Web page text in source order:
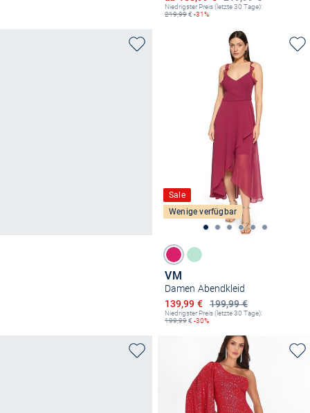
Niedrigster Preis (letzte 30 Tage):
219,99€ -31%
Sale
Wenige verfügbar
VM
Damen Abendkleid
199,99 €
Ermäßigter Preis
139,99 €
Niedrigster Preis (letzte 30 Tage):
199,99€ -30%